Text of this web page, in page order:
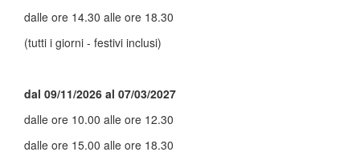
dalle ore 14.30 alle ore 18.30
(tutti i giorni - festivi inclusi)
dal 09/11/2026 al 07/03/2027
dalle ore 10.00 alle ore 12.30
dalle ore 15.00 alle ore 18.30